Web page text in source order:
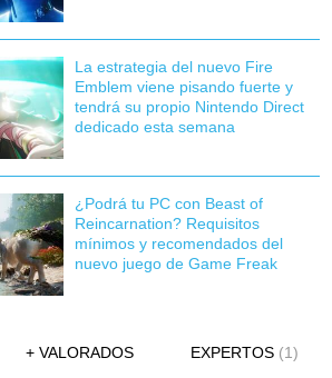
La estrategia del nuevo Fire
Emblem viene pisando fuerte y
tendrá su propio Nintendo Direct
dedicado esta semana
¿Podrá tu PC con Beast of
Reincarnation? Requisitos
mínimos y recomendados del
nuevo juego de Game Freak
+ VALORADOS EXPERTOS (1)